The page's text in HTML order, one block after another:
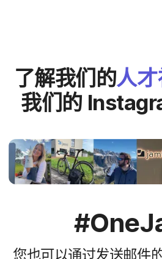
了解​我们​的人​
我们​的
#
您​也​可以​通过发送​邮件